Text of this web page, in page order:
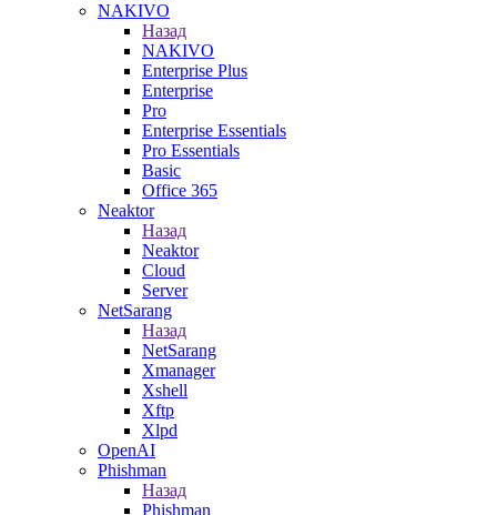
NAKIVO
Назад
NAKIVO
Enterprise Plus
Enterprise
Pro
Enterprise Essentials
Pro Essentials
Basic
Office 365
Neaktor
Назад
Neaktor
Cloud
Server
NetSarang
Назад
NetSarang
Xmanager
Xshell
Xftp
Xlpd
OpenAI
Phishman
Назад
Phishman